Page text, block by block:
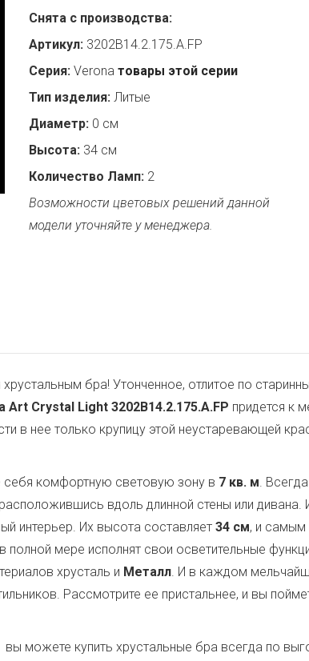
Снята с производства:
Артикул: 3202B14.2.175.A.FP
Серия: Verona товары этой серии
Тип изделия: Литые
Диаметр: 0 см
Высота: 34 см
Количество Ламп: 2
Возможности цветовых решений данной
модели уточняйте у менеджера.
бра! Утонченное, отлитое по
Art Crystal Light 3202B14.2.175.A.FP придется к
в нее только крупицу этой неустаревающей
себя комфортную световую зону в 7 кв. м.
вдоль длинной стены или
интерьер. Их высота составляет 34 см, и
мере исполнят свои осветительные
хрусталь и Металл. И в каждом
Рассмотрите ее пристальнее, и вы
вы можете купить хрустальные бра всегда по